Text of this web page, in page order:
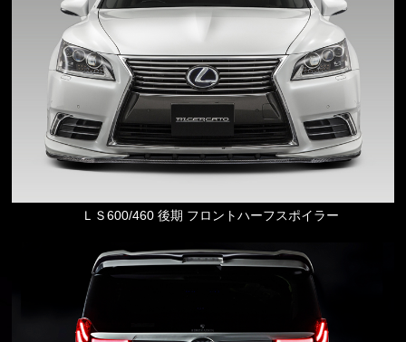
ＬＳ600/460 後期 フロントハーフスポイラー